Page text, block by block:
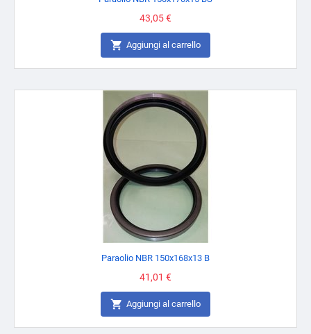
Prezzo
43,05 €
 Aggiungi al carrello
Paraolio NBR 150x168x13 B
Prezzo
41,01 €
 Aggiungi al carrello